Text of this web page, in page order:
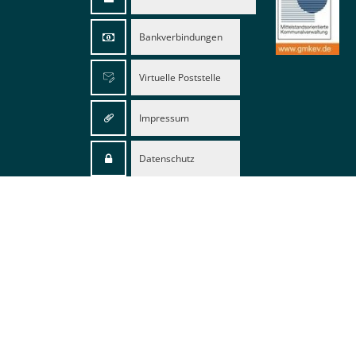
Bankverbindungen
Virtuelle Poststelle
Impressum
Datenschutz